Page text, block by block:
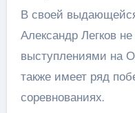
В своей
Александр Легков
выступлениями на
также имеет ряд
соревнованиях.